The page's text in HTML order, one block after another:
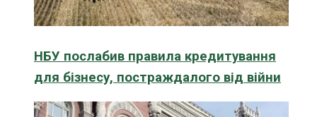
НБУ послабив правила кредитування
для бізнесу, постраждалого від війни